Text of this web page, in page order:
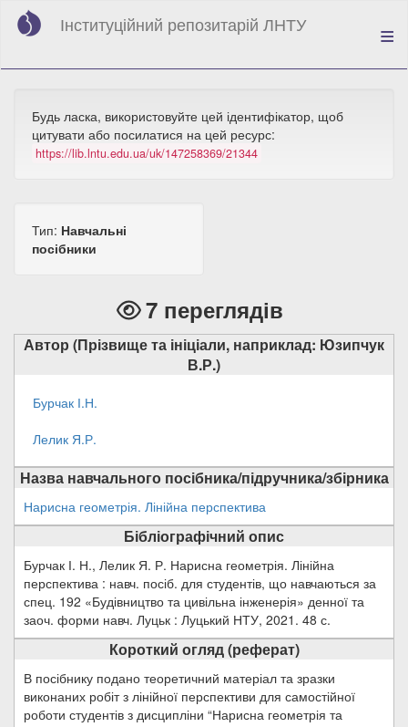
Перейти
вмісту
Інституційний репозитарій ЛНТУ
Будь ласка, використовуйте цей ідентифікатор, щоб
цитувати або посилатися на цей ресурс:
https://lib.lntu.edu.ua/uk/147258369/21344
Тип: Навчальні
посібники
7 переглядів
Автор (Прізвище та ініціали, наприклад: Юзипчук
В.Р.)
Бурчак І.Н.
Лелик Я.Р.
Назва навчального посібника/підручника/збірника
Нарисна геометрія. Лінійна перспектива
Бібліографічний опис
Бурчак І. Н., Лелик Я. Р. Нарисна геометрія. Лінійна
перспектива : навч. посіб. для студентів, що навчаються за
спец. 192 «Будівництво та цивільна інженерія» денної та
заоч. форми навч. Луцьк : Луцький НТУ, 2021. 48 с.
Короткий огляд (реферат)
В посібнику подано теоретичний матеріал та зразки
виконаних робіт з лінійної перспективи для самостійної
роботи студентів з дисципліни “Нарисна геометрія та